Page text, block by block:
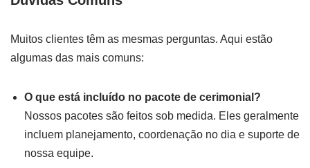
Muitos clientes têm as mesmas perguntas. Aqui estão
algumas das mais comuns:
O que está incluído no pacote de cerimonial?
Nossos pacotes são feitos sob medida. Eles geralmente
incluem planejamento, coordenação no dia e suporte de
nossa equipe.